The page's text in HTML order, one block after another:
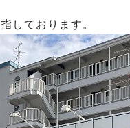
しております。